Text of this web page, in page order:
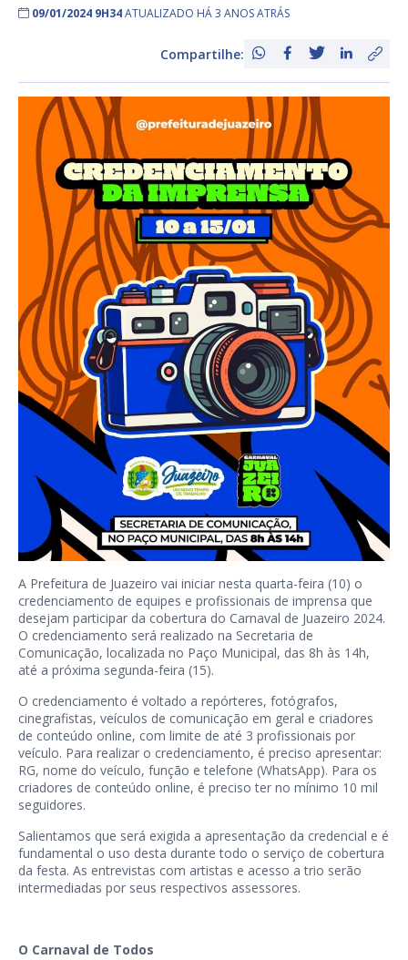
09/01/2024 9H34ATUALIZADO HÁ 3 ANOS ATRÁS
Compartilhe:
A Prefeitura de Juazeiro vai iniciar nesta quarta-feira (10) o
credenciamento de equipes e profissionais de imprensa que
desejam participar da cobertura do Carnaval de Juazeiro 2024.
O credenciamento será realizado na Secretaria de
Comunicação, localizada no Paço Municipal, das 8h às 14h,
até a próxima segunda-feira (15).
O credenciamento é voltado a repórteres, fotógrafos,
cinegrafistas, veículos de comunicação em geral e criadores
de conteúdo online, com limite de até 3 profissionais por
veículo. Para realizar o credenciamento, é preciso apresentar:
RG, nome do veículo, função e telefone (WhatsApp). Para os
criadores de conteúdo online, é preciso ter no mínimo 10 mil
seguidores.
Salientamos que será exigida a apresentação da credencial e é
fundamental o uso desta durante todo o serviço de cobertura
da festa. As entrevistas com artistas e acesso a trio serão
intermediadas por seus respectivos assessores.
O Carnaval de Todos